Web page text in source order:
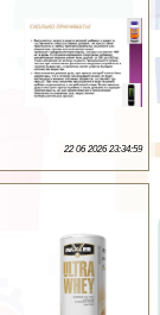
22 06 2026 23:34:59